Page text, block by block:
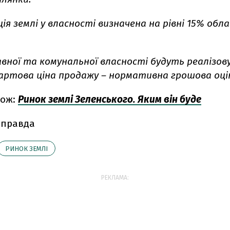
землі у власності визначена на рівні 15%
та комунальної власності будуть
ціна продажу – нормативна грошова
Ринок землі Зеленського. Яким він буде
РИНОК ЗЕМЛІ
РЕКЛАМА: